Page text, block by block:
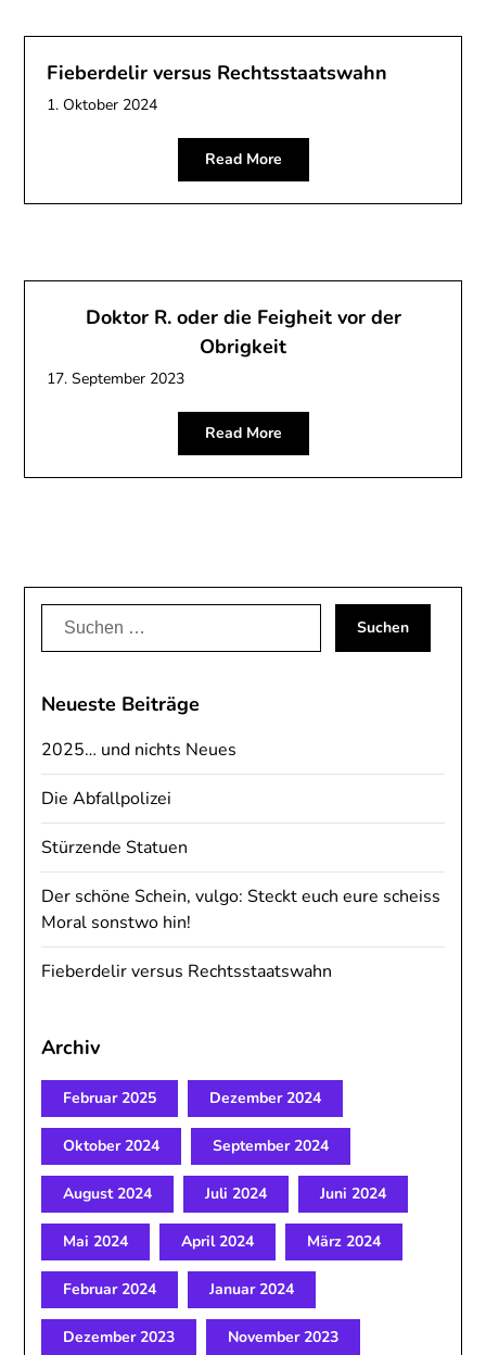
Fieberdelir versus Rechtsstaatswahn
1. Oktober 2024
Read More
Doktor R. oder die Feigheit vor der
Obrigkeit
17. September 2023
Read More
Suchen
Neueste Beiträge
2025… und nichts Neues
Die Abfallpolizei
Stürzende Statuen
Der schöne Schein, vulgo: Steckt euch eure scheiss
Moral sonstwo hin!
Fieberdelir versus Rechtsstaatswahn
Archiv
Februar 2025 Dezember 2024
Oktober 2024 September 2024
August 2024 Juli 2024 Juni 2024
Mai 2024 April 2024 März 2024
Februar 2024 Januar 2024
Dezember 2023 November 2023